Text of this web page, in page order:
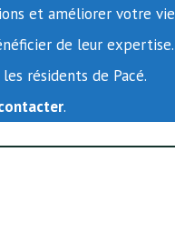
et améliorer votre vie
de leur expertise.
résidents de Pacé.
.